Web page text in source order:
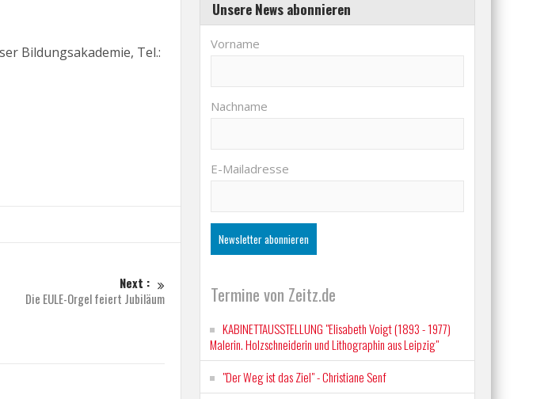
Bildungsakademie, Tel.:
Next :
Die EULE-Orgel feiert Jubiläum
Unsere News abonnieren
Vorname
Nachname
E-Mailadresse
Termine von Zeitz.de
KABINETTAUSSTELLUNG "Elisabeth Voigt (1893 - 1977)
Malerin. Holzschneiderin und Lithographin aus Leipzig"
"Der Weg ist das Ziel" - Christiane Senf